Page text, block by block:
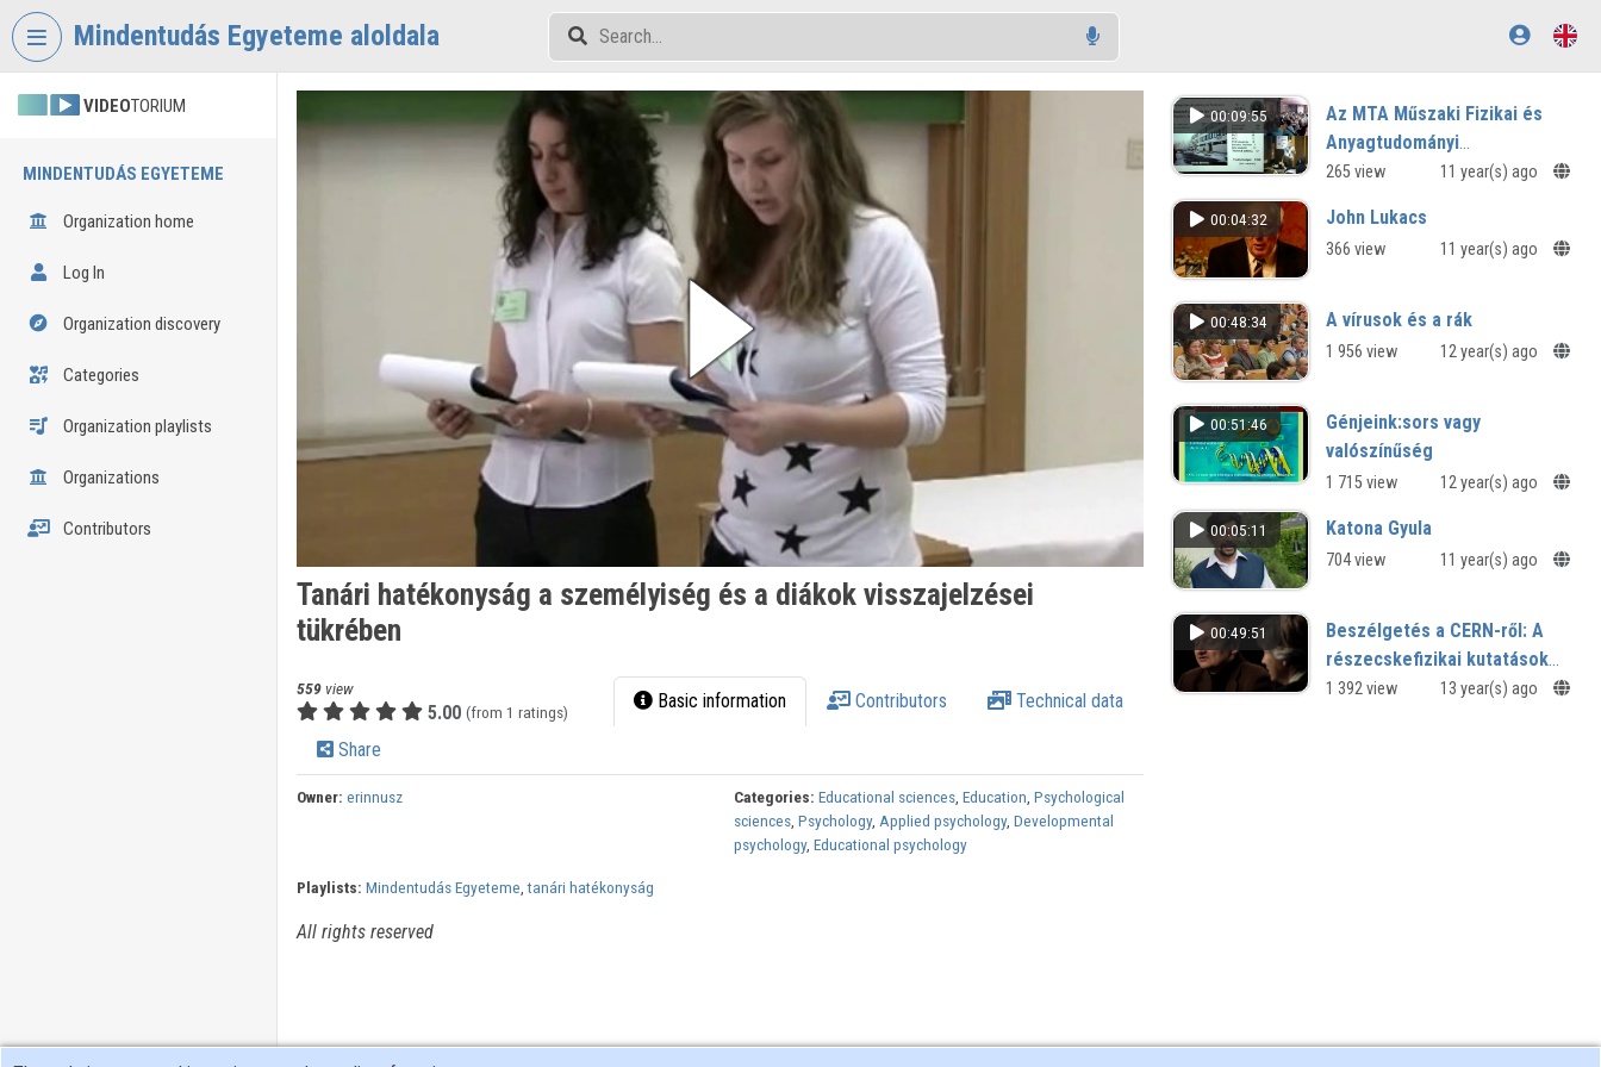
Skip header
Mindentudás Egyeteme aloldala
VIDEOTORIUM
MINDENTUDÁS EGYETEME
Organization home
Log In
Organization discovery
Categories
Organization playlists
Organizations
Contributors
Tanári hatékonyság a személyiség és a diákok visszajelzései
tükrében
559view
5.00 (from 1 ratings) Basic information Contributors Technical data
Share
Owner: erinnusz Categories: Educational sciences,Education,Psychological
sciences,Psychology,Applied psychology,Developmental
psychology,Educational psychology
Playlists: Mindentudás Egyeteme,tanári hatékonyság
All rights reserved
00:09:55
Az MTA Műszaki Fizikai és
Anyagtudományi
Kutatóintézet bemutatása
265 view 11 year(s) ago
00:04:32 John Lukacs
366 view 11 year(s) ago
00:48:34 A vírusok és a rák
1 956 view 12 year(s) ago
00:51:46
Génjeink:sors vagy
valószínűség
1 715 view 12 year(s) ago
00:05:11 Katona Gyula
704 view 11 year(s) ago
00:49:51
Beszélgetés a CERN-ről: A
részecskefizikai kutatások
gyakorlati hasznáról
1 392 view 13 year(s) ago